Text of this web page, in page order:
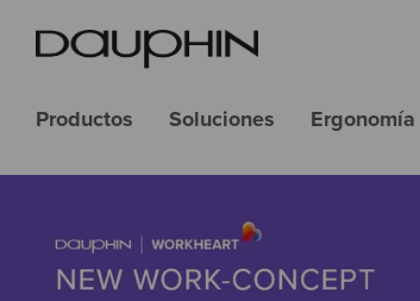
Productos Soluciones Ergonomía